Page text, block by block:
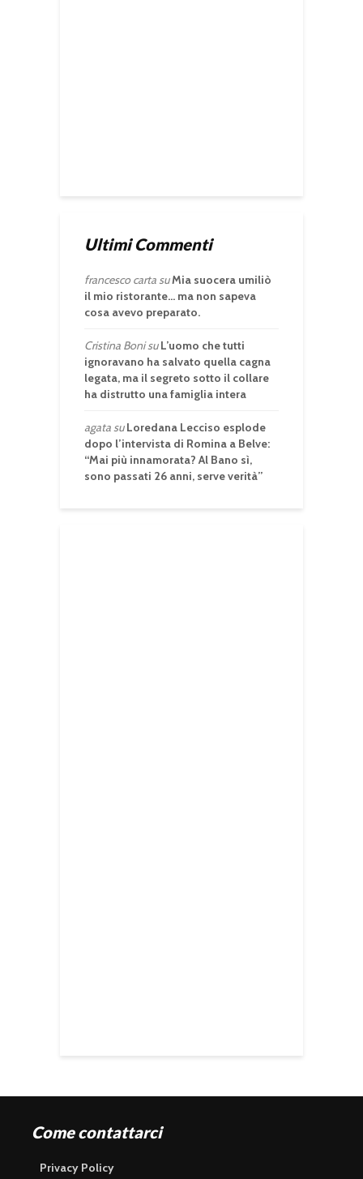
Ultimi Commenti
francesco cartasuMia suocera umiliò
il mio ristorante… ma non sapeva
cosa avevo preparato.
Cristina BonisuL’uomo che tutti
ignoravano ha salvato quella cagna
legata, ma il segreto sotto il collare
ha distrutto una famiglia intera
agatasuLoredana Lecciso esplode
dopo l’intervista di Romina a Belve:
“Mai più innamorata? Al Bano sì,
sono passati 26 anni, serve verità”
Come contattarci
Privacy Policy